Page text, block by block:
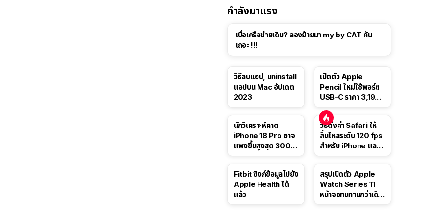
กำลังมาแรง
เบื่อเครือข่ายเดิม? ลองย้ายมา my by CAT กัน
เถอะ !!!
วิธีลบแอป, uninstall
แอปบน Mac อัปเดต
2023
เปิดตัว Apple
Pencil ใหม่ใช้พอร์ต
USB-C ราคา 3,190
นี้
นักวิเคราะห์คาด
iPhone 18 Pro อาจ
แพงขึ้นสูงสุด 300
วิธีตั้งค่า Safari ให้
ลื่นไหลระดับ 120 fps
สำหรับ iPhone และ
Fitbit ซิงก์ข้อมูลไปยัง
Apple Health ได้
แล้ว
สรุปเปิดตัว Apple
Watch Series 11
หน้าจอทนทานกว่าเดิม